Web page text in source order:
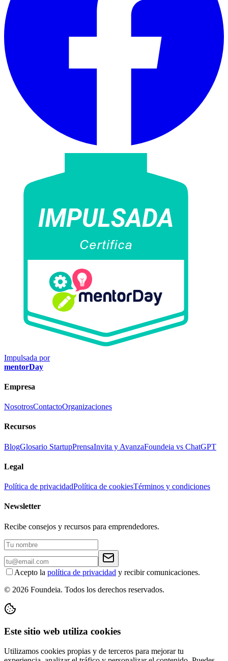
Impulsada por
mentorDay
Empresa
NosotrosContactoOrganizaciones
Recursos
BlogGlosario StartupPrensaInvita y AvanzaFoundeia vs ChatGPT
Legal
Política de privacidadPolítica de cookiesTérminos y condiciones
Newsletter
Recibe consejos y recursos para emprendedores.
Acepto la política de privacidad y recibir comunicaciones.
© 2026 Foundeia. Todos los derechos reservados.
Este sitio web utiliza cookies
Utilizamos cookies propias y de terceros para mejorar tu